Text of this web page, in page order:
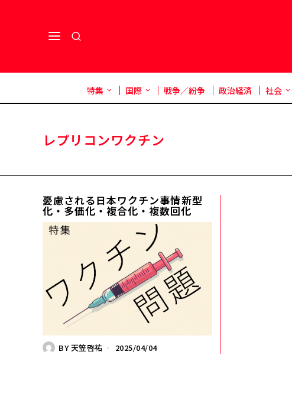
特集 国際 戦争／紛争 政治経済 社会
レプリコンワクチン
憂慮される日本ワクチン事情――新型
化・多価化・複合化・複数回化
BY天笠啓祐 2025/04/04